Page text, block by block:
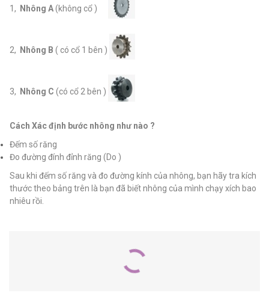
1, Nhông A(không cổ )
2, Nhông B ( có cổ 1 bên )
3, Nhông C (có cổ 2 bên )
Cách Xác định bước nhông như nào ?
Đếm số răng
Đo đường đính đỉnh răng (Do )
Sau khi đếm số răng và đo đường kính của nhông, bạn hãy tra kích
thước theo bảng trên là bạn đã biết nhông của mình chạy xích bao
nhiêu rồi.